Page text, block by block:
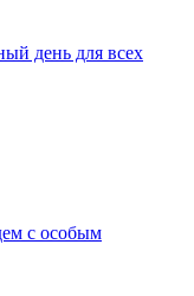
день для всех
с особым